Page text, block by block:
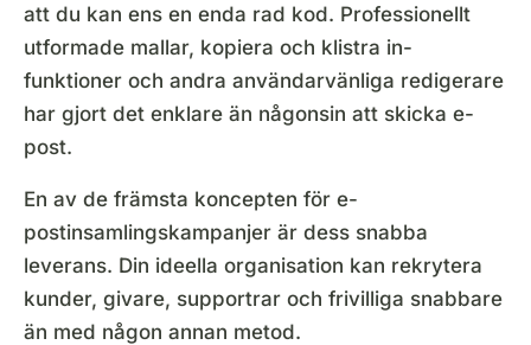
att du kan ens en enda rad kod. Professionellt
utformade mallar, kopiera och klistra in-
funktioner och andra användarvänliga redigerare
har gjort det enklare än någonsin att skicka e-
post.
En av de främsta koncepten för e-
postinsamlingskampanjer är dess snabba
leverans. Din ideella organisation kan rekrytera
kunder, givare, supportrar och frivilliga snabbare
än med någon annan metod.